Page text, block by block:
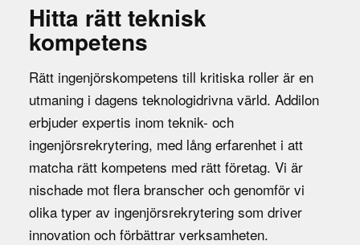
Hitta rätt teknisk
kompetens
Rätt ingenjörskompetens till kritiska roller är en
utmaning i dagens teknologidrivna värld. Addilon
erbjuder expertis inom teknik- och
ingenjörsrekrytering, med lång erfarenhet i att
matcha rätt kompetens med rätt företag. Vi är
nischade mot flera branscher och genomför vi
olika typer av ingenjörsrekrytering som driver
innovation och förbättrar verksamheten.